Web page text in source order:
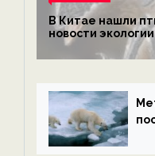
В Китае нашли
новости